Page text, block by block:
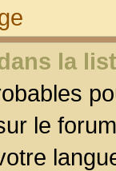
la
le